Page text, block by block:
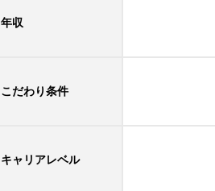
年収
こだわり条件
キャリアレベル